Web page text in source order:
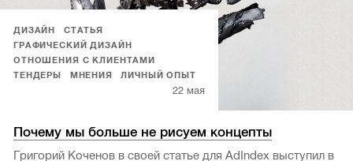
ДИЗАЙН
СТАТЬЯ
ГРАФИЧЕСКИЙ ДИЗАЙН
ОТНОШЕНИЯ С КЛИЕНТАМИ
ТЕНДЕРЫ
МНЕНИЯ ЛИЧНЫЙ ОПЫТ
22 мая
Почему мы больше не рисуем концепты
Григорий Коченов в своей статье для AdIndex выступил в